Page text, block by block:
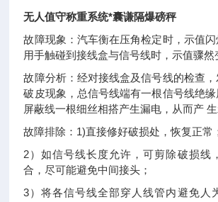
无人值守称重系统*囊谦隔爆磅秤
故障现象：汽车衡在压角检定时，示值闪
用手触碰到接线盒与信号线时，示值骤然
故障分析：经对接线盒及信号线的检查
破皮现象，总信号线端有一根信号线绝
屏蔽线一根细丝相搭产生漏电，从而产 生
故障排除：1)直接修好破损处，恢复正常
2）如信号线长度允许，可剪除破损线
合，尽可能避免中间接头；
3）将各信号线全部穿人线管内避免人